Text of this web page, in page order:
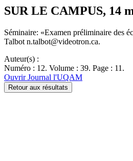
SUR LE CAMPUS, 14
Séminaire: «Examen préliminaire des
Talbot n.talbot@videotron.ca.
Auteur(s) :
Numéro : 12. Volume : 39. Page : 11.
Ouvrir Journal l'UQAM
Retour aux résultats